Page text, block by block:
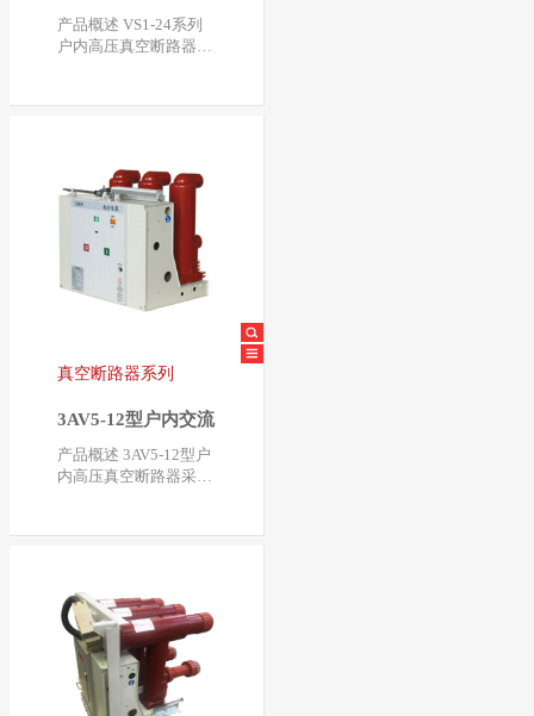
产品概述 VS1-24系列
户内高压真空断路器是
真空断路器系列
3AV5-12型户内交流
产品概述 3AV5-12型户
内高压真空断路器采用
真…